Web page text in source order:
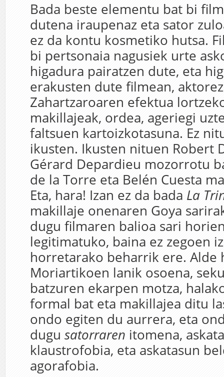
Bada beste elementu bat bi
dutena iraupenaz eta sator
ez da kontu kosmetiko hutsa.
bi pertsonaia nagusiek urte
higadura pairatzen dute, eta
erakusten dute filmean,
Zahartzaroaren efektua
makillajeak, ordea, ageriegi
faltsuen kartoizkotasuna. Ez
ikusten. Ikusten nituen Robert
Gérard Depardieu mozorrotu
de la Torre eta Belén Cuesta
Eta, hara! Izan ez da bada La
makillaje onenaren Goya
dugu filmaren balioa sari
legitimatuko, baina ez zegoen
horretarako beharrik ere. Alde
Moriartikoen lanik osoena,
batzuren ekarpen motza,
formal bat eta makillajea ditu
ondo egiten du aurrera, eta
dugu satorraren itomena,
klaustrofobia, eta askatasun
agorafobia.